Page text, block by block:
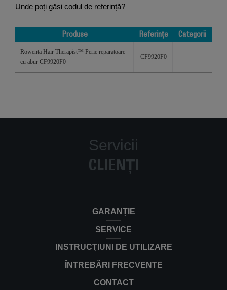
Unde poți găsi codul de referință?
Produse Referințe
Categorii
Rowenta Hair Therapist™ Perie reparatoare
cu abur CF9920F0
CF9920F0
Servicii
CLIENȚI
GARANȚIE
SERVICE
INSTRUCŢIUNI DE UTILIZARE
ÎNTREBĂRI FRECVENTE
CONTACT